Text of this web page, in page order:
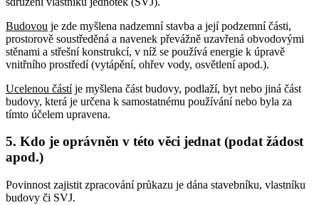
Budovou je zde myšlena nadzemní stavba a její podzemní části,
prostorově soustředěná a navenek převážně uzavřená obvodovými
stěnami a střešní konstrukcí, v níž se používá energie k úpravě
vnitřního prostředí (vytápění, ohřev vody, osvětlení apod.).
Ucelenou částíje myšlena část budovy, podlaží, byt nebo jiná část
budovy, která je určena k samostatnému používání nebo byla za
tímto účelem upravena.
5. Kdo je oprávněn v této věci jednat (podat žádost
apod.)
Povinnost zajistit zpracování průkazu je dána stavebníku, vlastníku
budovy či SVJ.